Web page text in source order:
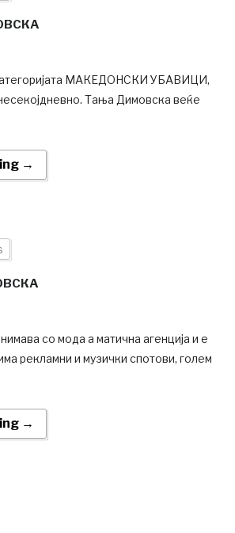
МАКЕДОНСКИ УБАВИЦИ,
Тања Димовска веќе
→
со мода а матична агенција и е
рекламни и музички спотови, голем
→